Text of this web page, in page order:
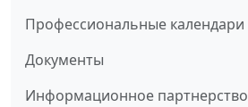
Профессиональные календари
Документы
Информационное партнерство